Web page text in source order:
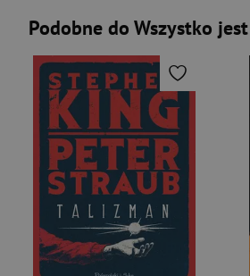
Podobne do Wszystko